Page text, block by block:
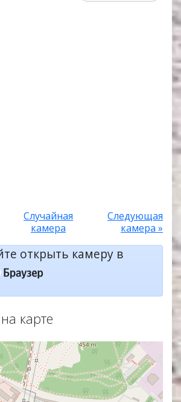
Случайная
камера
Следующая
камера »
открыть камеру в
карте